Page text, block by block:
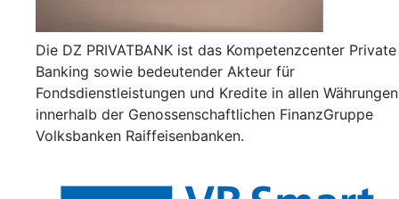
Die DZ PRIVATBANK ist das Kompetenzcenter Private
Banking sowie bedeutender Akteur für
Fondsdienstleistungen und Kredite in allen Währungen
innerhalb der Genossenschaftlichen FinanzGruppe
Volksbanken Raiffeisenbanken.